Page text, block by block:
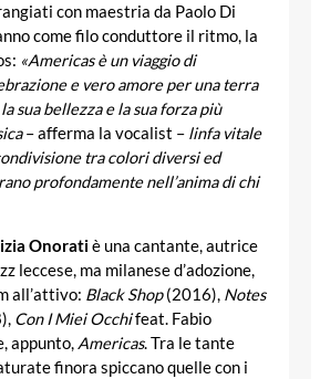
con maestria da Paolo Di
come filo conduttore il ritmo, la
«Americas è un viaggio di
e vero amore per una terra
sua bellezza e la sua forza più
– afferma la vocalist – linfa vitale
tra colori diversi ed
profondamente nell’anima di chi
Onoratiè una cantante, autrice
leccese, ma milanese d’adozione,
all’attivo: Black Shop(2016), Notes
Con I Miei Occhifeat. Fabio
appunto,Americas. Tra le tante
finora spiccano quelle con i